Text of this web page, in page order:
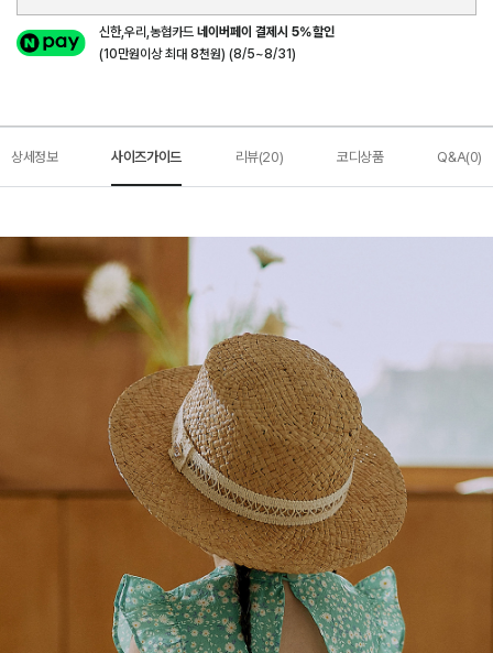
신한,우리,농협카드네이버페이 결제시 5%할인
(10만원이상 최대 8천원) (8/5~8/31)
상세정보 사이즈가이드 리뷰(20) 코디상품 Q&A(0)